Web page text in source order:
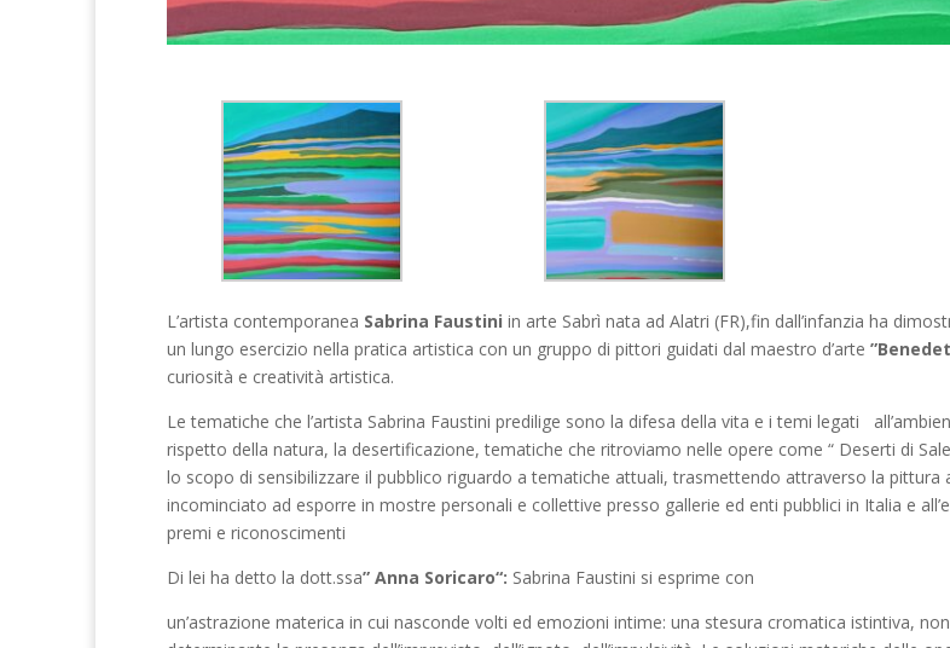
L’artista contemporanea Sabrina Faustini in arte Sabrì nata ad Alatri (FR),fin dall’infanzia ha
un lungo esercizio nella pratica artistica con un gruppo di pittori guidati dal maestro d’arte
curiosità e creatività artistica.
Le tematiche che l’artista Sabrina Faustini predilige sono la difesa della vita e i temi legati
rispetto della natura, la desertificazione, tematiche che ritroviamo nelle opere come “ Deserti di
lo scopo di sensibilizzare il pubblico riguardo a tematiche attuali, trasmettendo attraverso la pittura
incominciato ad esporre in mostre personali e collettive presso gallerie ed enti pubblici in Italia e
premi e riconoscimenti
Di lei ha detto la dott.ssa” Anna Soricaro“: Sabrina Faustini si esprime con
un’astrazione materica in cui nasconde volti ed emozioni intime: una stesura cromatica istintiva,